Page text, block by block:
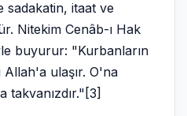
sadakatin, itaat ve
Nitekim Cenâb-ı Hak
buyurur: "Kurbanların
ulaşır. O'na
takvanızdır."[3]